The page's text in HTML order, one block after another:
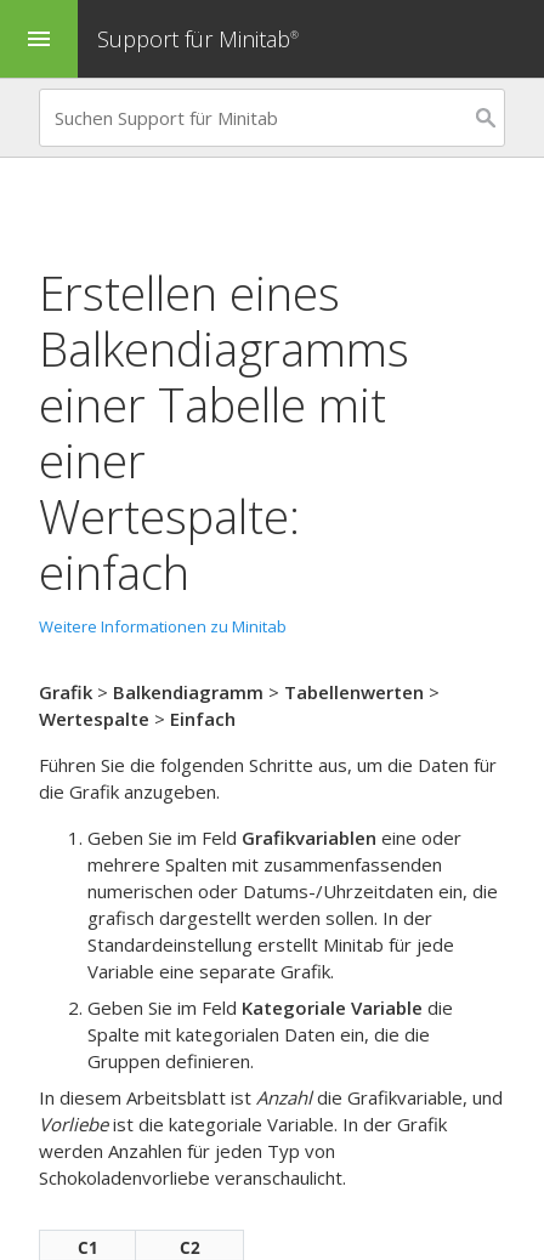
menu Support für Minitab®
Erstellen eines
Balkendiagramms
einer Tabelle mit
einer
Wertespalte:
einfach
Weitere Informationen zu Minitab
Grafik > Balkendiagramm > Tabellenwerten >
Wertespalte > Einfach
Führen Sie die folgenden Schritte aus, um die Daten für
die Grafik anzugeben.
Geben Sie im Feld Grafikvariablen eine oder
mehrere Spalten mit zusammenfassenden
numerischen oder Datums-/Uhrzeitdaten ein, die
grafisch dargestellt werden sollen. In der
Standardeinstellung erstellt Minitab für jede
Variable eine separate Grafik.
Geben Sie im Feld Kategoriale Variable die
Spalte mit kategorialen Daten ein, die die
Gruppen definieren.
In diesem Arbeitsblatt ist Anzahldie Grafikvariable, und
Vorliebeist die kategoriale Variable. In der Grafik
werden Anzahlen für jeden Typ von
Schokoladenvorliebe veranschaulicht.
C1
C2